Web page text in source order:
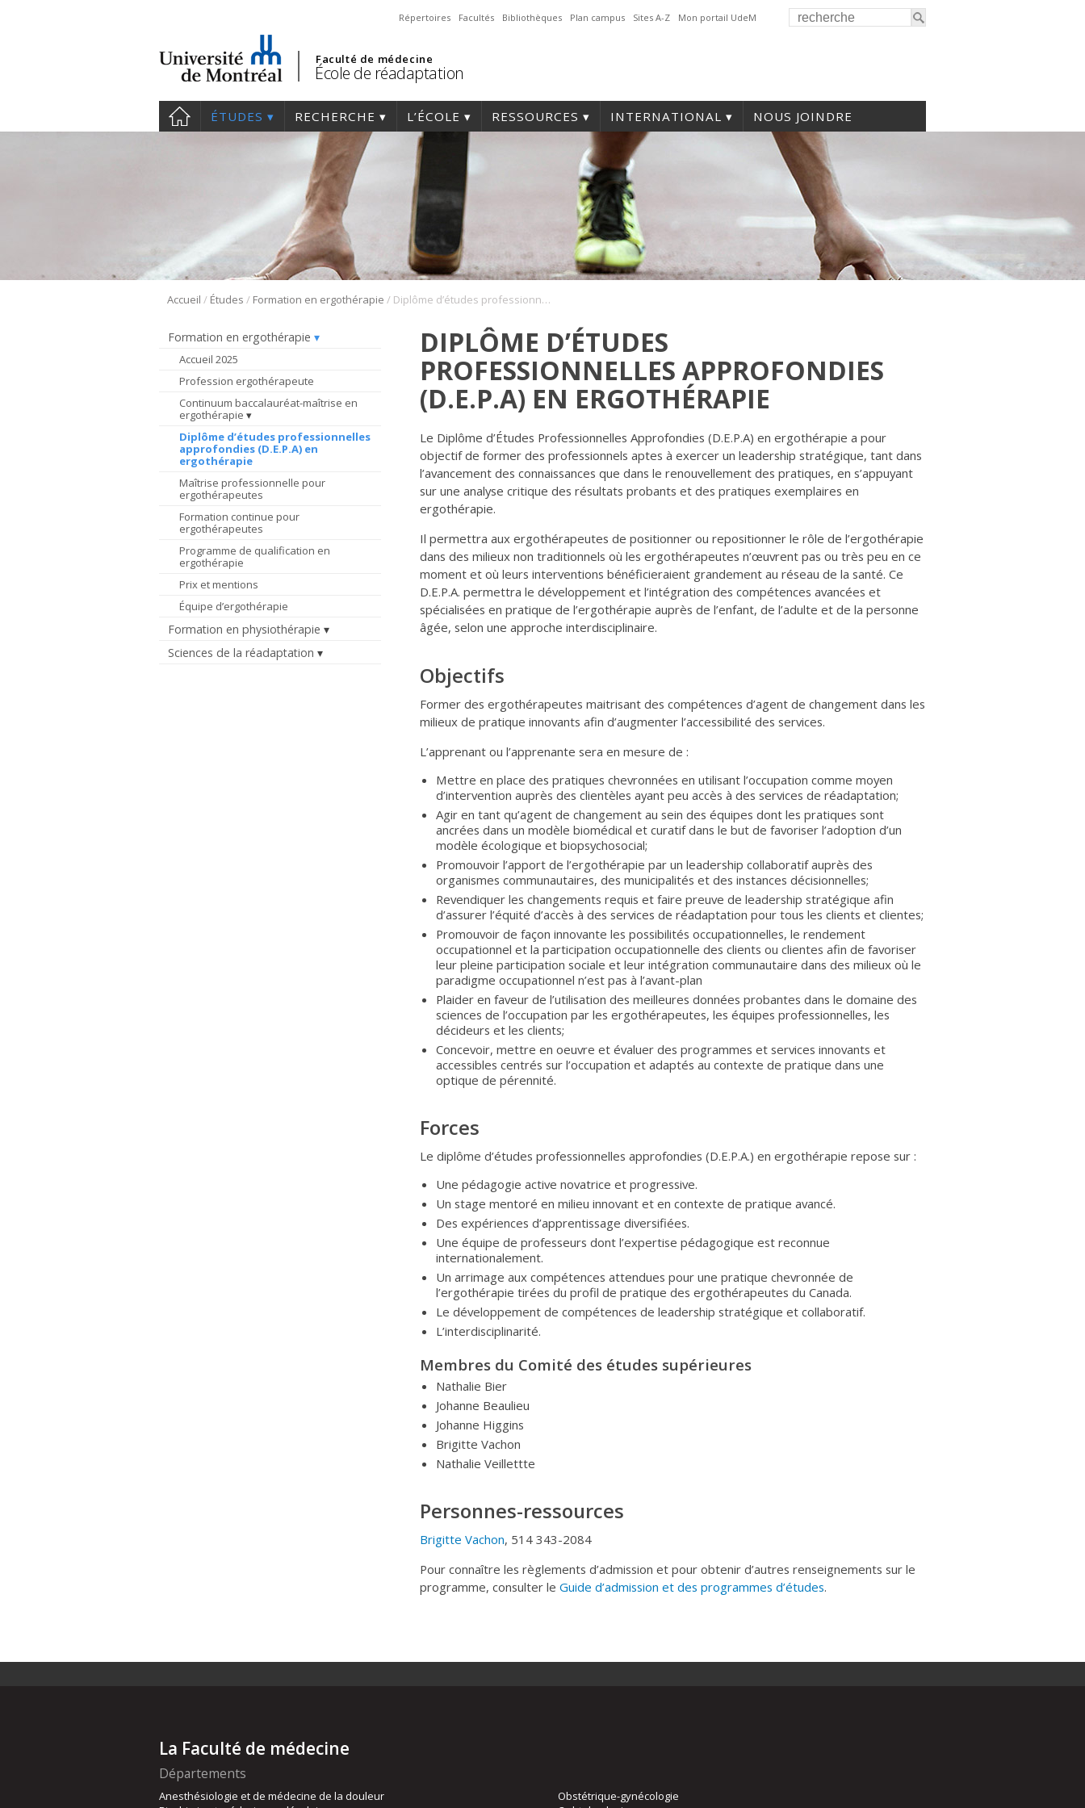
Répertoires Facultés Bibliothèques Plan campus Sites A-Z Mon portail UdeM
Faculté de médecine
École de réadaptation
ÉTUDES RECHERCHE L’ÉCOLE RESSOURCES INTERNATIONAL NOUS JOINDRE
Accueil / Études / Formation en ergothérapie / Diplôme d’études professionnelles approfondies (D.E.P.A) en ergothérapie
Formation en ergothérapie
Accueil 2025
Profession ergothérapeute
Continuum baccalauréat-maîtrise en
ergothérapie
Diplôme d’études professionnelles
approfondies (D.E.P.A) en
ergothérapie
Maîtrise professionnelle pour
ergothérapeutes
Formation continue pour
ergothérapeutes
Programme de qualification en
ergothérapie
Prix et mentions
Équipe d’ergothérapie
Formation en physiothérapie
Sciences de la réadaptation
DIPLÔME D’ÉTUDES
PROFESSIONNELLES APPROFONDIES
(D.E.P.A) EN ERGOTHÉRAPIE
Le Diplôme d’Études Professionnelles Approfondies (D.E.P.A) en ergothérapie a pour
objectif de former des professionnels aptes à exercer un leadership stratégique, tant dans
l’avancement des connaissances que dans le renouvellement des pratiques, en s’appuyant
sur une analyse critique des résultats probants et des pratiques exemplaires en
ergothérapie.
Il permettra aux ergothérapeutes de positionner ou repositionner le rôle de l’ergothérapie
dans des milieux non traditionnels où les ergothérapeutes n’œuvrent pas ou très peu en ce
moment et où leurs interventions bénéficieraient grandement au réseau de la santé. Ce
D.E.P.A. permettra le développement et l’intégration des compétences avancées et
spécialisées en pratique de l’ergothérapie auprès de l’enfant, de l’adulte et de la personne
âgée, selon une approche interdisciplinaire.
Objectifs
Former des ergothérapeutes maitrisant des compétences d’agent de changement dans les
milieux de pratique innovants afin d’augmenter l’accessibilité des services.
L’apprenant ou l’apprenante sera en mesure de :
Mettre en place des pratiques chevronnées en utilisant l’occupation comme moyen
d’intervention auprès des clientèles ayant peu accès à des services de réadaptation;
Agir en tant qu’agent de changement au sein des équipes dont les pratiques sont
ancrées dans un modèle biomédical et curatif dans le but de favoriser l’adoption d’un
modèle écologique et biopsychosocial;
Promouvoir l’apport de l’ergothérapie par un leadership collaboratif auprès des
organismes communautaires, des municipalités et des instances décisionnelles;
Revendiquer les changements requis et faire preuve de leadership stratégique afin
d’assurer l’équité d’accès à des services de réadaptation pour tous les clients et clientes;
Promouvoir de façon innovante les possibilités occupationnelles, le rendement
occupationnel et la participation occupationnelle des clients ou clientes afin de favoriser
leur pleine participation sociale et leur intégration communautaire dans des milieux où le
paradigme occupationnel n’est pas à l’avant-plan
Plaider en faveur de l’utilisation des meilleures données probantes dans le domaine des
sciences de l’occupation par les ergothérapeutes, les équipes professionnelles, les
décideurs et les clients;
Concevoir, mettre en oeuvre et évaluer des programmes et services innovants et
accessibles centrés sur l’occupation et adaptés au contexte de pratique dans une
optique de pérennité.
Forces
Le diplôme d’études professionnelles approfondies (D.E.P.A.) en ergothérapie repose sur :
Une pédagogie active novatrice et progressive.
Un stage mentoré en milieu innovant et en contexte de pratique avancé.
Des expériences d’apprentissage diversifiées.
Une équipe de professeurs dont l’expertise pédagogique est reconnue
internationalement.
Un arrimage aux compétences attendues pour une pratique chevronnée de
l’ergothérapie tirées du profil de pratique des ergothérapeutes du Canada.
Le développement de compétences de leadership stratégique et collaboratif.
L’interdisciplinarité.
Membres du Comité des études supérieures
Nathalie Bier
Johanne Beaulieu
Johanne Higgins
Brigitte Vachon
Nathalie Veillettte
Personnes-ressources
Brigitte Vachon, 514 343-2084
Pour connaître les règlements d’admission et pour obtenir d’autres renseignements sur le
programme, consulter le Guide d’admission et des programmes d’études.
La Faculté de médecine
Départements
Anesthésiologie et de médecine de la douleur
Obstétrique-gynécologie